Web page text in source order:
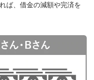
ば、借金の減額や完済を